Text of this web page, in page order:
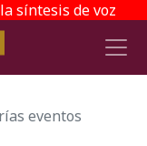
síntesis de voz
eventos